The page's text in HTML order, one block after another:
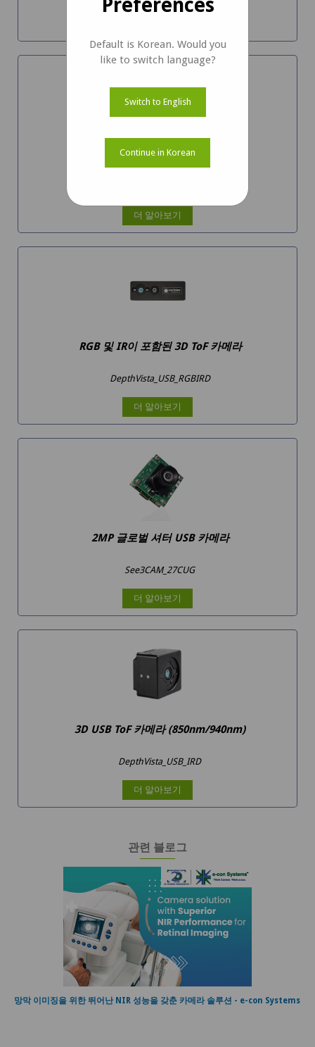
3.4MP USB 카메라 MIC 포함
더 알아보기
RGB 및 IR이 포함된 3D ToF 카메라
DepthVista_USB_RGBIRD
더 알아보기
2MP 글로벌 셔터 USB 카메라
See3CAM_27CUG
더 알아보기
3D USB ToF 카메라 (850nm/940nm)
DepthVista_USB_IRD
더 알아보기
관련 블로그
망막 이미징을 위한 뛰어난 NIR 성능을 갖춘 카메라 솔루션 - e-con Systems
Preferences
Default is Korean. Would you
like to switch language?
Switch to English
Continue in Korean